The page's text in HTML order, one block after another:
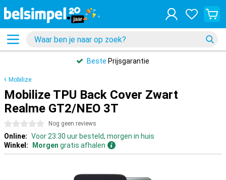
Beste Prijsgarantie
Mobilize
Mobilize TPU Back Cover Zwart
Realme GT2/NEO 3T
0 sterren Nog geen reviews
Online: Voor 23:30 uur besteld, morgen in huis
Winkel:
Morgen gratis afhalen